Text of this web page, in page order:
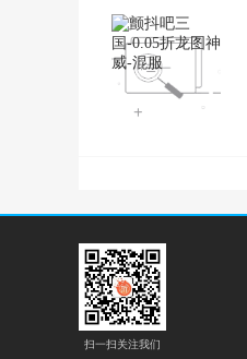
扫一扫关注我们